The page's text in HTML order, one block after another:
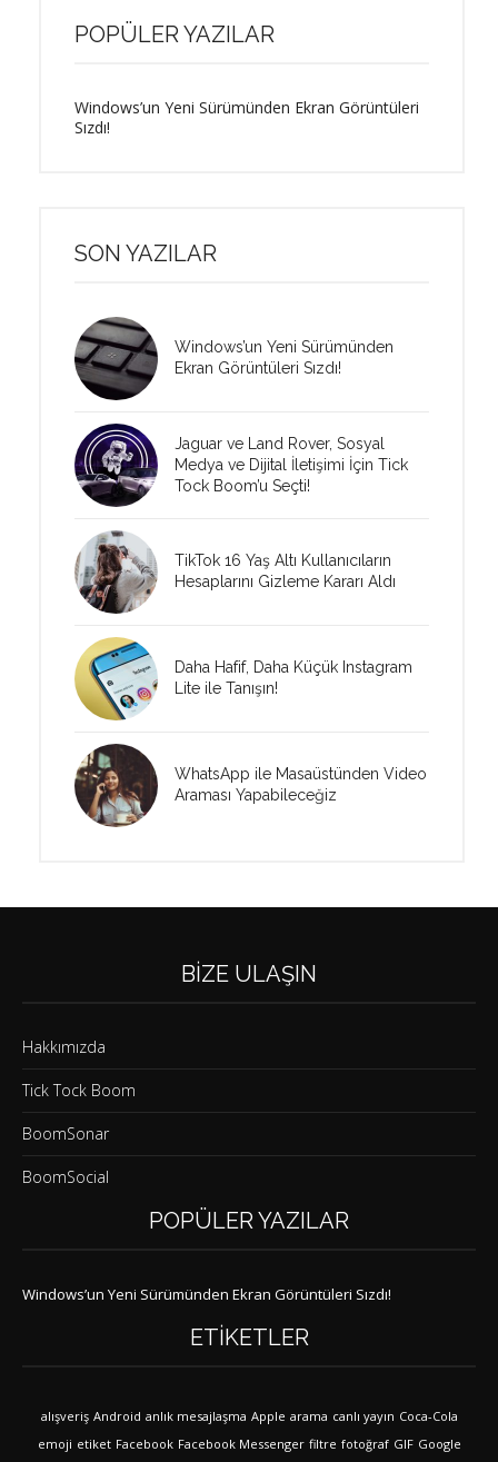
POPÜLER YAZILAR
Windows’un Yeni Sürümünden Ekran Görüntüleri
Sızdı!
SON YAZILAR
Windows’un Yeni Sürümünden
Ekran Görüntüleri Sızdı!
Jaguar ve Land Rover, Sosyal
Medya ve Dijital İletişimi İçin Tick
Tock Boom’u Seçti!
TikTok 16 Yaş Altı Kullanıcıların
Hesaplarını Gizleme Kararı Aldı
Daha Hafif, Daha Küçük Instagram
Lite ile Tanışın!
WhatsApp ile Masaüstünden Video
Araması Yapabileceğiz
BIZE ULAŞIN
Hakkımızda
Tick Tock Boom
BoomSonar
BoomSocial
POPÜLER YAZILAR
Windows’un Yeni Sürümünden Ekran Görüntüleri Sızdı!
ETIKETLER
alışveriş Android anlık mesajlaşma Apple arama canlı yayın Coca-Cola
emoji etiket Facebook Facebook Messenger filtre fotoğraf GIF Google